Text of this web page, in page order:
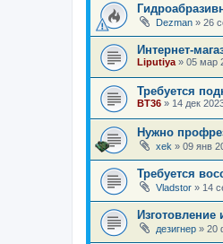
Dezman » 26
Интернет-
Liputiya » 05 мар
Требуется
BT36 » 14 дек
Нужно
xek » 09 янв
Требуется
Vladstor » 14
Изготовление
дезигнер » 20